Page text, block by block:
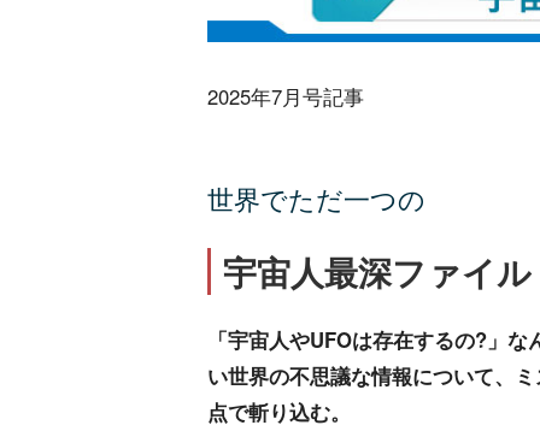
2025年7月号記事
世界でただ一つの
宇宙人最深ファイル
「宇宙人やUFOは存在するの?」
い世界の不思議な情報について、
点で斬り込む。